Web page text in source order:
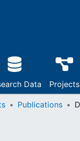
Data Projects
Publications